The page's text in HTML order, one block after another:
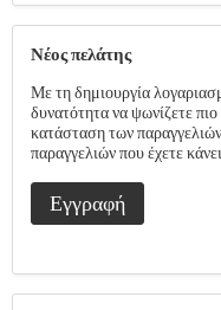
Νέος πελάτης
Με τη δημιουργία
δυνατότητα να ψωνίζετε
κατάσταση των
παραγγελιών που έχετε κάνει.
Εγγραφή